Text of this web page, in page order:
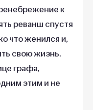
к
реванш спустя
что женился и,
свою жизнь.
графа,
этим и не